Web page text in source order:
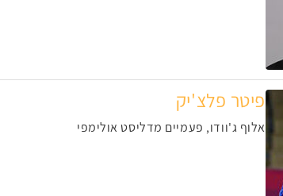
פיטר פלצ'יק
אלוף ג'וודו, פעמיים מדליסט אולימפי